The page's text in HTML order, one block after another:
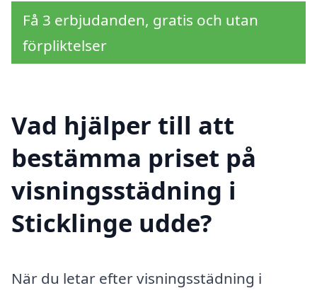
Få 3 erbjudanden, gratis och utan
förpliktelser
Vad hjälper till att
bestämma priset på
visningsstädning i
Sticklinge udde?
När du letar efter visningsstädning i